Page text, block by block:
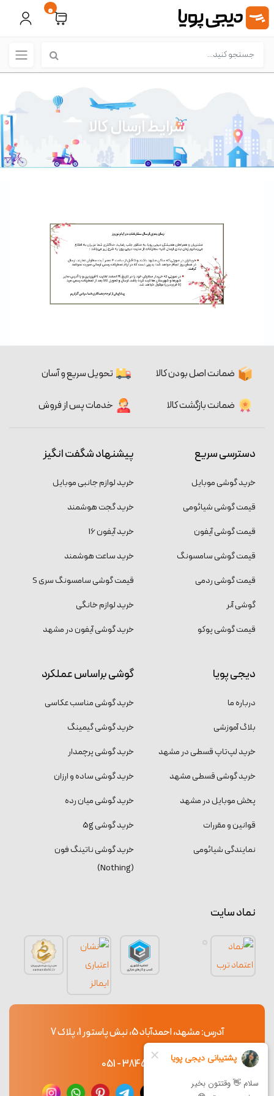
0
شرایط ارسال کالا
ضمانت اصل بودن کالا تحویل سریع و آسان
ضمانت بازگشت کالا خدمات پس از فروش
دسترسی سریع
خرید گوشی موبایل
قیمت گوشی شیائومی
قیمت گوشی آیفون
قیمت گوشی سامسونگ
قیمت گوشی ردمی
گوشی آنر
قیمت گوشی پوکو
پیشنهاد شگفت انگیز
خرید لوازم جانبی موبایل
خرید گجت هوشمند
خرید آیفون 16
خرید ساعت هوشمند
قیمت گوشی سامسونگ سری S
خرید لوازم خانگی
خرید گوشی آیفون در مشهد
دیجی پویا
درباره ما
بلاگ آموزشی
خرید لپ‌تاپ قسطی در مشهد
خرید گوشی قسطی مشهد
پخش موبایل در مشهد
قوانین و مقررات
نمایندگی شیائومی
گوشی براساس عملکرد
خرید گوشی مناسب عکاسی
خرید گوشی گیمینگ
خرید گوشی پرچمدار
خرید گوشی ساده و ارزان
خرید گوشی میان رده
خرید گوشی 5g
خرید گوشی ناتینگ فون
(Nothing)
نماد سایت
آدرس: مشهد، احمدآباد 5، نبش پاستور 1، پلاک 7
38453765 - 051